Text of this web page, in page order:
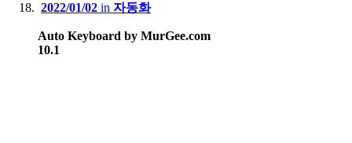
2022/01/02 in 자동화
Auto Keyboard by MurGee.com
10.1